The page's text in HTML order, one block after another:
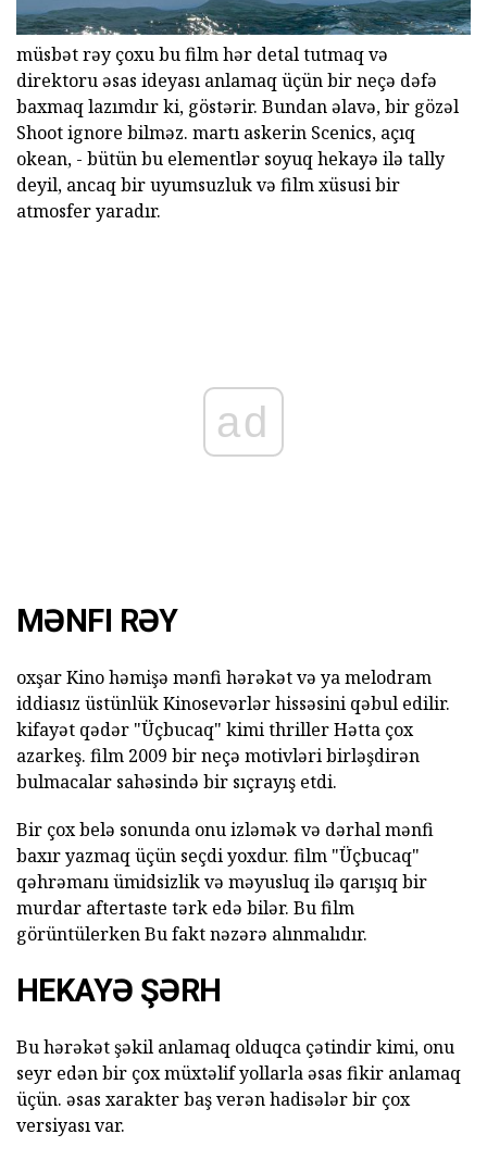
müsbət rəy çoxu bu film hər detal tutmaq və
direktoru əsas ideyası anlamaq üçün bir neçə dəfə
baxmaq lazımdır ki, göstərir. Bundan əlavə, bir gözəl
Shoot ignore bilməz. martı askerin Scenics, açıq
okean, - bütün bu elementlər soyuq hekayə ilə tally
deyil, ancaq bir uyumsuzluk və film xüsusi bir
atmosfer yaradır.
ad
MƏNFI RƏY
oxşar Kino həmişə mənfi hərəkət və ya melodram
iddiasız üstünlük Kinosevərlər hissəsini qəbul edilir.
kifayət qədər "Üçbucaq" kimi thriller Hətta çox
azarkeş. film 2009 bir neçə motivləri birləşdirən
bulmacalar sahəsində bir sıçrayış etdi.
Bir çox belə sonunda onu izləmək və dərhal mənfi
baxır yazmaq üçün seçdi yoxdur. film "Üçbucaq"
qəhrəmanı ümidsizlik və məyusluq ilə qarışıq bir
murdar aftertaste tərk edə bilər. Bu film
görüntülerken Bu fakt nəzərə alınmalıdır.
HEKAYƏ ŞƏRH
Bu hərəkət şəkil anlamaq olduqca çətindir kimi, onu
seyr edən bir çox müxtəlif yollarla əsas fikir anlamaq
üçün. əsas xarakter baş verən hadisələr bir çox
versiyası var.